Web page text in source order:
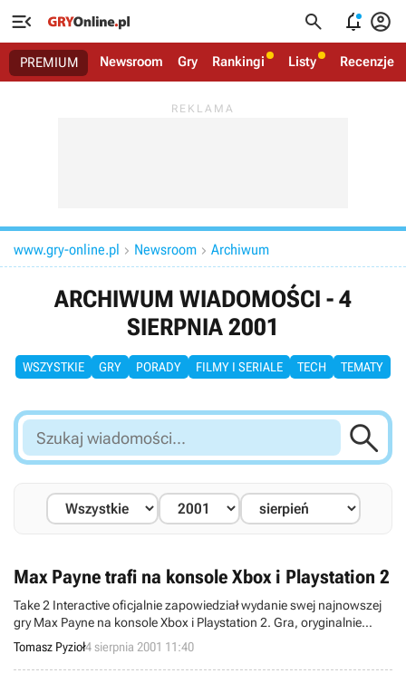
   
PREMIUM Newsroom Gry Rankingi Listy Recenzje
www.gry-online.pl  Newsroom  Archiwum
ARCHIWUM WIADOMOŚCI - 4
SIERPNIA 2001
WSZYSTKIE GRY PORADY FILMY I SERIALE TECH TEMATY
Szukaj
wiadomości...

Max Payne trafi na konsole Xbox i Playstation 2
Take 2 Interactive oficjalnie zapowiedział wydanie swej najnowszej
gry Max Payne na konsole Xbox i Playstation 2. Gra, oryginalnie
stworzona na PC przez Remedy Entertainment, zostanie
adaptowana na Xboxa przez austriacki zespół Neo Software, zaś na
Playstation 2 przez kanadyjski oddział Rockstar Games. Wersja na
Tomasz Pyzioł4 sierpnia 2001 11:40